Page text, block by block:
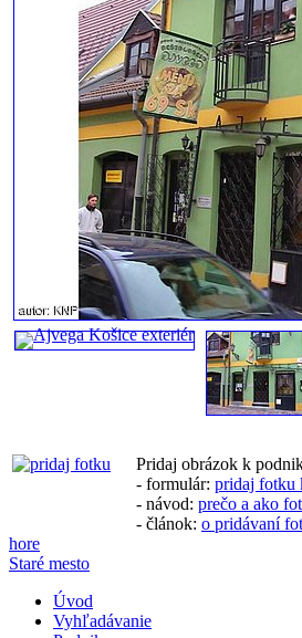
Pridaj obrázok k
- formulár: pridaj fotku
- návod: prečo a ako
- článok: o pridávaní
hore
Staré mesto
Úvod
Vyhľadávanie